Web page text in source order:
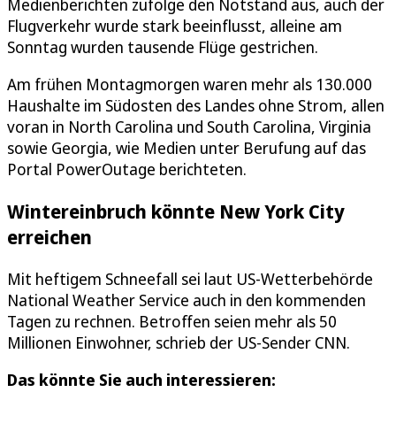
Medienberichten zufolge den Notstand aus, auch der
Flugverkehr wurde stark beeinflusst, alleine am
Sonntag wurden tausende Flüge gestrichen.
Am frühen Montagmorgen waren mehr als 130.000
Haushalte im Südosten des Landes ohne Strom, allen
voran in North Carolina und South Carolina, Virginia
sowie Georgia, wie Medien unter Berufung auf das
Portal PowerOutage berichteten.
Wintereinbruch könnte New York City
erreichen
Mit heftigem Schneefall sei laut US-Wetterbehörde
National Weather Service auch in den kommenden
Tagen zu rechnen. Betroffen seien mehr als 50
Millionen Einwohner, schrieb der US-Sender CNN.
Das könnte Sie auch interessieren: